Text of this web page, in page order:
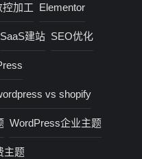
加工 Elementor
SaaS建站 SEO优化
vs shopify
WordPress企业主题
主题